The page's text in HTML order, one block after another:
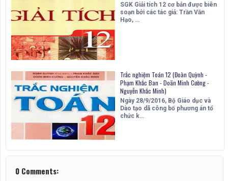
SGK Giải tích 12 cơ bản được biên
soạn bởi các tác giả: Trần Văn
Hạo, …
Trắc nghiệm Toán 12 (Đoàn Quỳnh -
Phạm Khắc Ban - Doãn Minh Cường -
Nguyễn Khắc Minh)
Ngày 28/9/2016, Bộ Giáo dục và
Dào tạo dã công bố phương án tổ
chức k…
0 Comments: